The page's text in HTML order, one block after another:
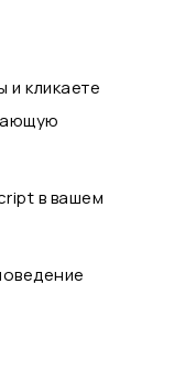
и кликаете
в вашем